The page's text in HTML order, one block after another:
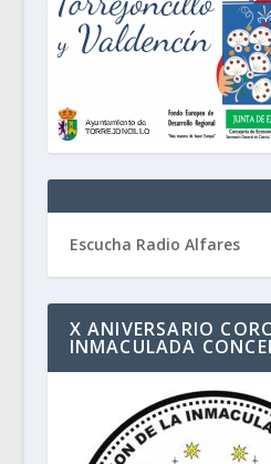
Escucha Radio Alfares
X ANIVERSARIO
INMACULADA